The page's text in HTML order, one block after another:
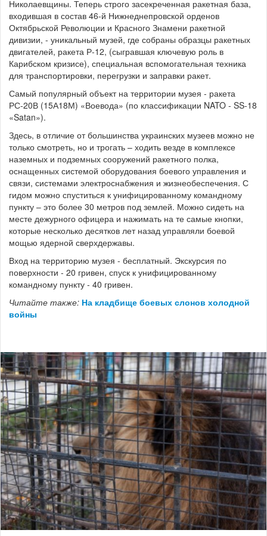
Николаевщины. Теперь строго засекреченная ракетная база,
входившая в состав 46-й Нижнеднепровской орденов
Октябрьской Революции и Красного Знамени ракетной
дивизии, - уникальный музей, где собраны образцы ракетных
двигателей, ракета Р-12, (сыгравшая ключевую роль в
Карибском кризисе), специальная вспомогательная техника
для транспортировки, перегрузки и заправки ракет.
Самый популярный объект на территории музея - ракета
РС-20В (15А18М) «Воевода» (по классификации NATO - SS-18
«Satan»).
Здесь, в отличие от большинства украинских музеев можно не
только смотреть, но и трогать – ходить везде в комплексе
наземных и подземных сооружений ракетного полка,
оснащенных системой оборудования боевого управления и
связи, системами электроснабжения и жизнеобеспечения. С
гидом можно спуститься к унифицированному командному
пункту – это более 30 метров под землей. Можно сидеть на
месте дежурного офицера и нажимать на те самые кнопки,
которые несколько десятков лет назад управляли боевой
мощью ядерной сверхдержавы.
Вход на территорию музея - бесплатный. Экскурсия по
поверхности - 20 гривен, спуск к унифицированному
командному пункту - 40 гривен.
Читайте также: На кладбище боевых слонов холодной
войны